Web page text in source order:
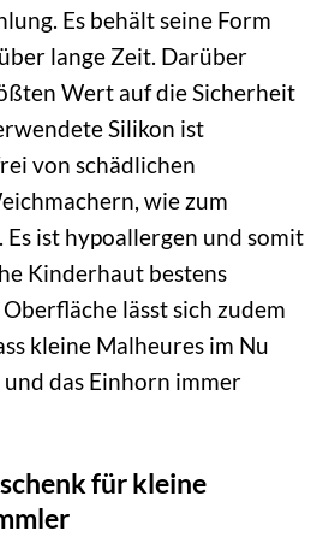
Es behält seine Form
lange Zeit. Darüber
Wert auf die Sicherheit
Silikon ist
von schädlichen
wie zum
Es ist hypoallergen und somit
Kinderhaut bestens
lässt sich zudem
kleine Malheures im Nu
das Einhorn immer
für kleine